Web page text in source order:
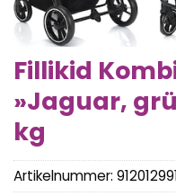
Fillikid
»Jaguar,
kg
Artikelnummer: